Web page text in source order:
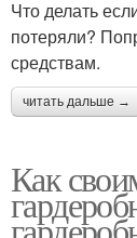
Что делать
потеряли?
средствам.
читать дальше →
Как